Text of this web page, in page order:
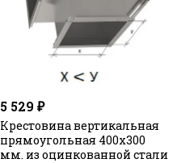
5 529 ₽
Крестовина вертикальная
прямоугольная 400х300
мм. из оцинкованной стали